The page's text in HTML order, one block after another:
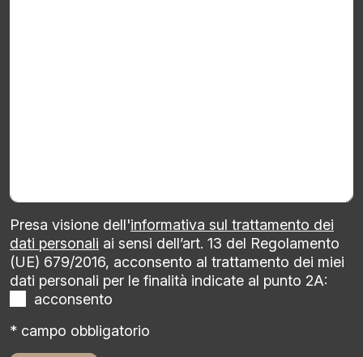
Presa visione dell'informativa sul trattamento dei
dati personali ai sensi dell’art. 13 del Regolamento
(UE) 679/2016, acconsento al trattamento dei miei
dati personali per le finalità indicate al punto 2A:
acconsento
* campo obbligatorio